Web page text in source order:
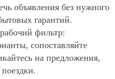
объявления без нужного
гарантий.
фильтр:
сопоставляйте
на предложения,